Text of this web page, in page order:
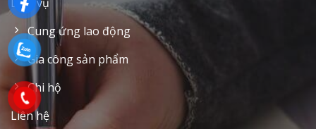
Cung ứng lao động
Gia công sản phẩm
Chi hộ
Liên hệ